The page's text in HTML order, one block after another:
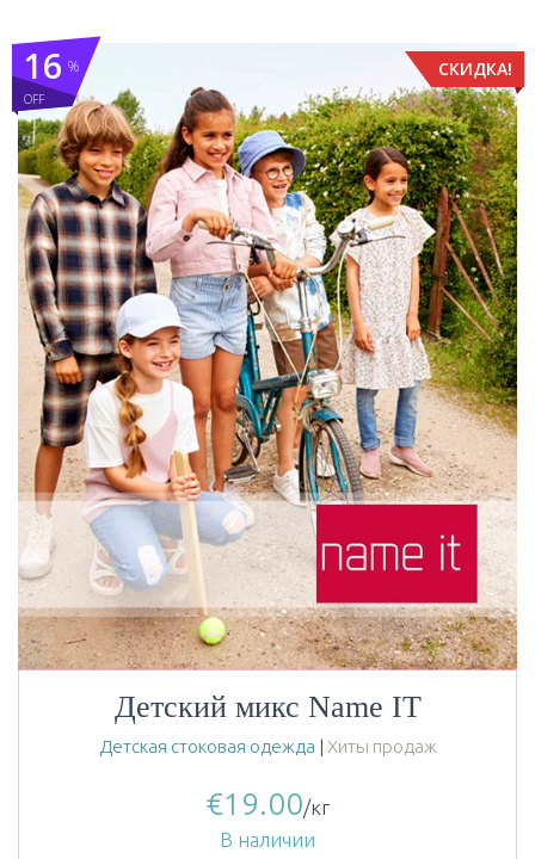
СКИДКА!
%
OFF
16
Детский микс Name IT
Детская стоковая одежда | Хиты продаж
€19.00/кг
В наличии